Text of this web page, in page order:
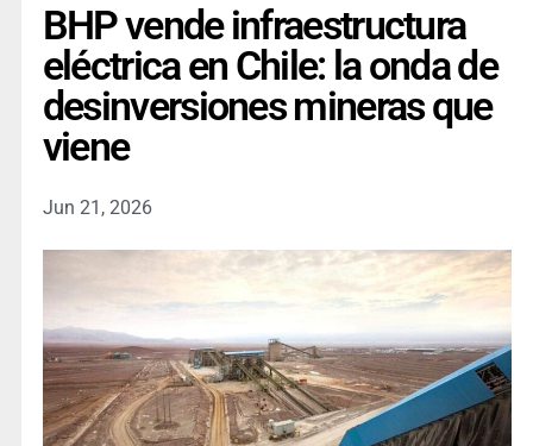
BHP vende infraestructura
eléctrica en Chile: la onda de
desinversiones mineras que
viene
Jun 21, 2026